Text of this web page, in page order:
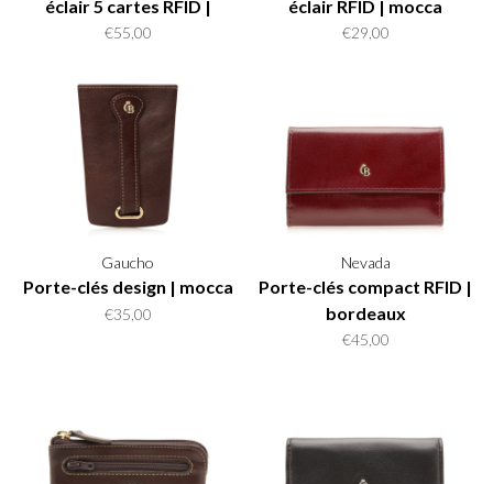
éclair 5 cartes RFID |
cognac
€55,00
éclair RFID | mocca
€29,00
Gaucho
Porte-clés design | mocca
€35,00
Nevada
Porte-clés compact RFID |
bordeaux
€45,00